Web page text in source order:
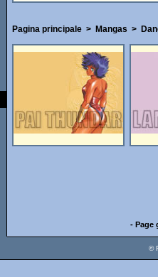
Pagina principale> Mangas >
- Page
©